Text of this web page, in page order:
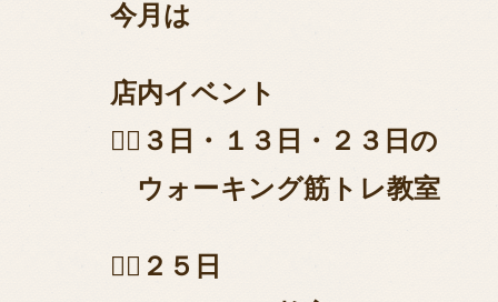
今月は
店内イベント
🙆‍♀️３日・１３日・２３日の
ウォーキング筋トレ教室
🙆‍♀️２５日